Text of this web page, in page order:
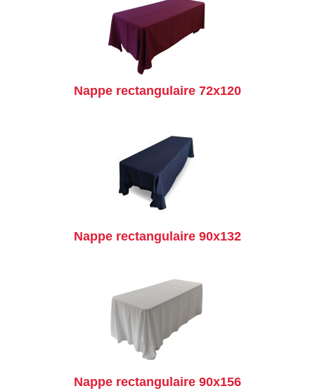
Nappe rectangulaire 72x120
Nappe rectangulaire 90x132
Nappe rectangulaire 90x156